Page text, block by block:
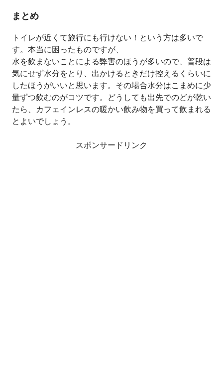
まとめ
トイレが近くて旅行にも行けない！という方は多いで
す。本当に困ったものですが、
水を飲まないことによる弊害のほうが多いので、普段は
気にせず水分をとり、出かけるときだけ控えるくらいに
したほうがいいと思います。その場合水分はこまめに少
量ずつ飲むのがコツです。どうしても出先でのどが乾い
たら、カフェインレスの暖かい飲み物を買って飲まれる
とよいでしょう。
スポンサードリンク